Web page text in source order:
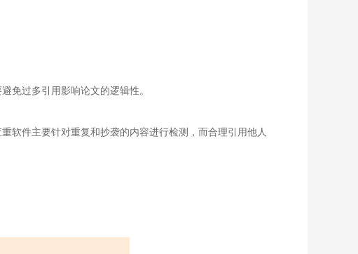
免过多引用影响论文的逻辑性。
软件主要针对重复和抄袭的内容进行检测，而合理引用他人